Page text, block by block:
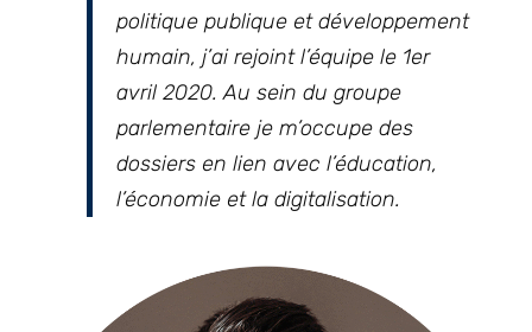
politique publique et développement
humain, j’ai rejoint l’équipe le 1er
avril 2020. Au sein du groupe
parlementaire je m’occupe des
dossiers en lien avec l’éducation,
l’économie et la digitalisation.